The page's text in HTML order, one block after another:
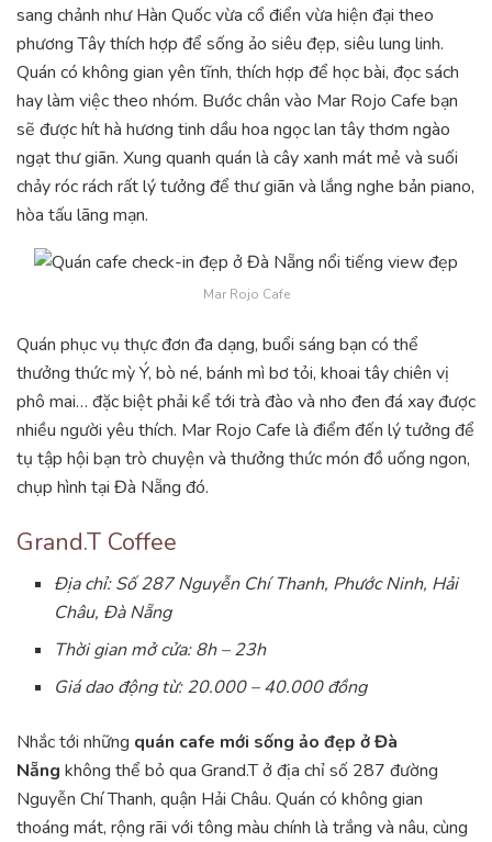
sang chảnh như Hàn Quốc vừa cổ điển vừa hiện đại theo
phương Tây thích hợp để sống ảo siêu đẹp, siêu lung linh.
Quán có không gian yên tĩnh, thích hợp để học bài, đọc sách
hay làm việc theo nhóm. Bước chân vào Mar Rojo Cafe bạn
sẽ được hít hà hương tinh dầu hoa ngọc lan tây thơm ngào
ngạt thư giãn. Xung quanh quán là cây xanh mát mẻ và suối
chảy róc rách rất lý tưởng để thư giãn và lắng nghe bản piano,
hòa tấu lãng mạn.
Mar Rojo Cafe
Quán phục vụ thực đơn đa dạng, buổi sáng bạn có thể
thưởng thức mỳ Ý, bò né, bánh mì bơ tỏi, khoai tây chiên vị
phô mai… đặc biệt phải kể tới trà đào và nho đen đá xay được
nhiều người yêu thích. Mar Rojo Cafe là điểm đến lý tưởng để
tụ tập hội bạn trò chuyện và thưởng thức món đồ uống ngon,
chụp hình tại Đà Nẵng đó.
Grand.T Coffee
Địa chỉ: Số 287 Nguyễn Chí Thanh, Phước Ninh, Hải
Châu, Đà Nẵng
Thời gian mở cửa: 8h – 23h
Giá dao động từ: 20.000 – 40.000 đồng
Nhắc tới những quán cafe mới sống ảo đẹp ở Đà
Nẵng không thể bỏ qua Grand.T ở địa chỉ số 287 đường
Nguyễn Chí Thanh, quận Hải Châu. Quán có không gian
thoáng mát, rộng rãi với tông màu chính là trắng và nâu, cùng